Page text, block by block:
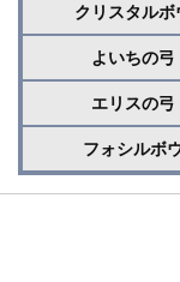
クリスタルボ
よいちの弓
エリスの弓
フォシルボ